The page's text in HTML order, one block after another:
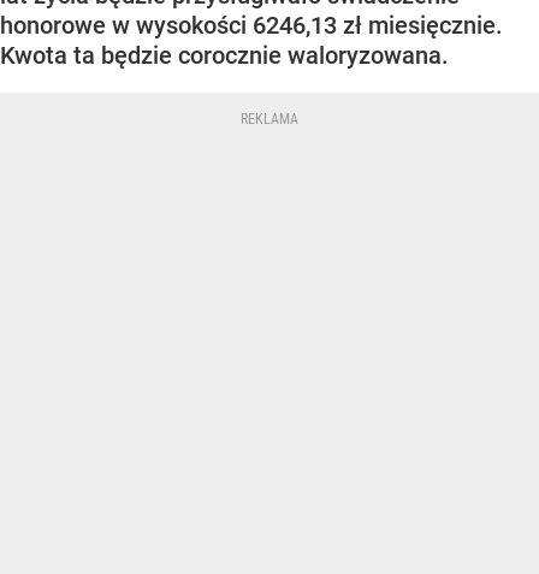
honorowe w wysokości 6246,13 zł miesięcznie.
Kwota ta będzie corocznie waloryzowana.